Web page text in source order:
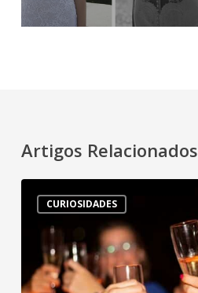
Artigos Relacionados
CURIOSIDADES
castigos
despedida
de